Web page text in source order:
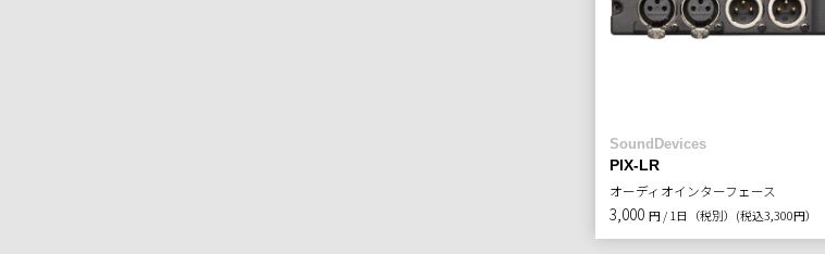
SoundDevices
PIX-LR
オーディオインターフェース
3,000 円 / 1日（税別） (税込3,300円）